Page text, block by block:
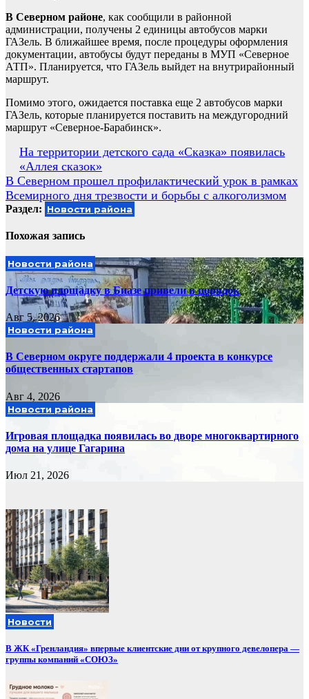
В Северном районе, как сообщили в районной
администрации, получены 2 единицы автобусов марки
ГАЗель. В ближайшее время, после процедуры оформления
документации, автобусы будут переданы в МУП «Северное
АТП». Планируется, что ГАЗель выйдет на внутрирайонный
маршрут.
Помимо этого, ожидается поставка еще 2 автобусов марки
ГАЗель, которые планируется поставить на междугородний
маршрут «Северное-Барабинск».
Навигация
по
записям
На территории детского сада «Сказка» появилась
«Аллея сказок»
В Северном прошел профилактический урок в рамках
Всемирного дня трезвости и борьбы с алкоголизмом
Раздел: Новости района
Похожая запись
Новости района
Детскую площадку в Биазе привели в порядок
Авг 5, 2026
Новости района
В Северном округе поддержали 4 проекта в конкурсе
общественных стартапов
Авг 4, 2026
Новости района
Игровая площадка появилась во дворе многоквартирного
дома на улице Гагарина
Июл 21, 2026
Новости
В ЖК «Гренландия» впервые клиентские дни от крупного девелопера —
группы компаний «СОЮЗ»